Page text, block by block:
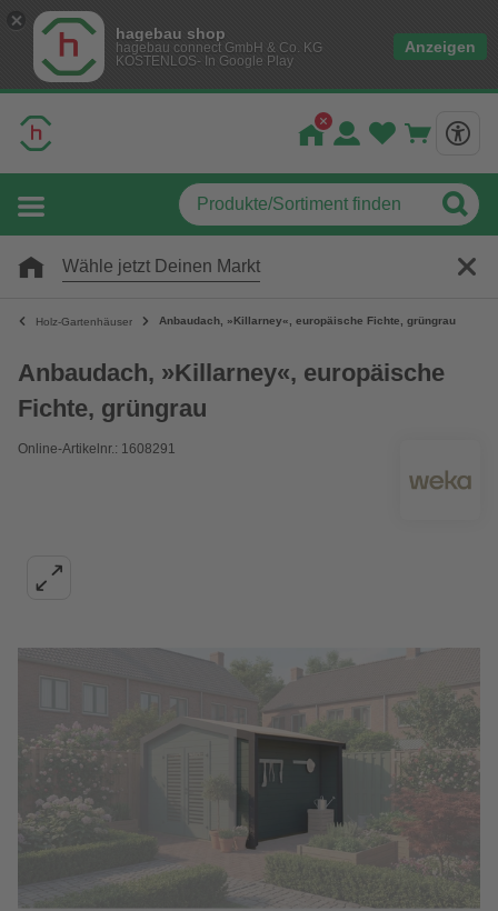
hagebau shop
hagebau connect GmbH & Co. KG
KOSTENLOS- In Google Play
Anzeigen
Wähle jetzt Deinen Markt
Holz-Gartenhäuser Anbaudach, »Killarney«, europäische Fichte, grüngrau
Anbaudach, »Killarney«, europäische
Fichte, grüngrau
Online-Artikelnr.: 1608291